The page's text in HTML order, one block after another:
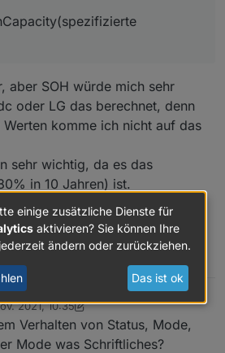
mit "Verbleibende
?
dort FCC und RC.
capacity = das, was der Akku z.Zt.
wenn er zuvor voll aufgeladen war.
momentanen Ladezustand abgeben
aber SOH würde mich sehr
oder LG das berechnet, denn
komme ich nicht auf das
sehr wichtig, da es das
in 10 Jahren) ist.
haben wir ja, doch wo ist
2021, 10:35
Matis
Verhalten von Status, Mode,
Mode was Schriftliches?
einige zusätzliche Dienste für
aktivieren? Sie können Ihre
ändern oder zurückziehen.
Das ist ok